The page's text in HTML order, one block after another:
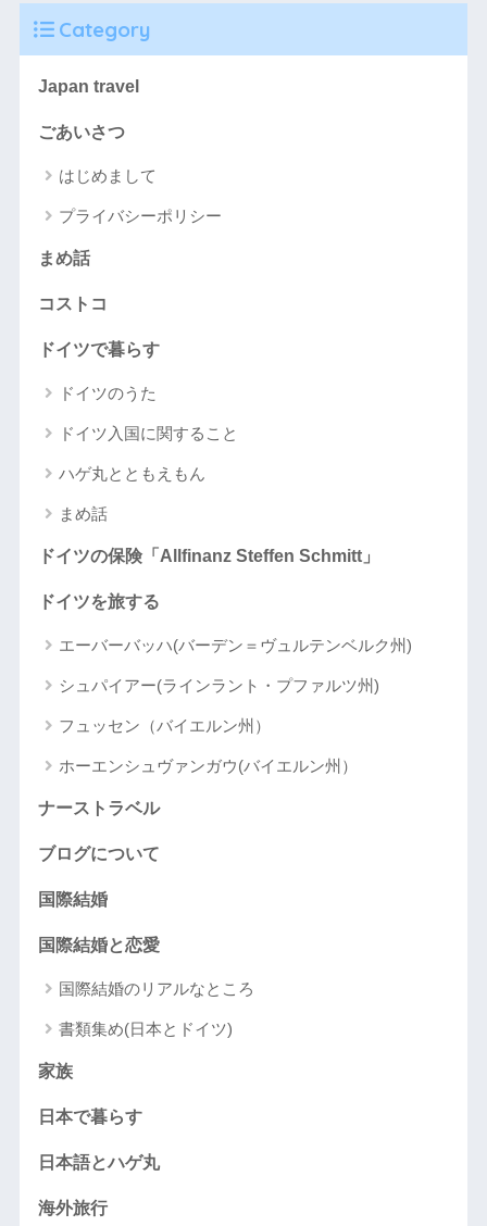
Category
Japan travel
ごあいさつ
はじめまして
プライバシーポリシー
まめ話
コストコ
ドイツで暮らす
ドイツのうた
ドイツ入国に関すること
ハゲ丸とともえもん
まめ話
ドイツの保険「Allfinanz Steffen Schmitt」
ドイツを旅する
エーバーバッハ(バーデン＝ヴュルテンベルク州)
シュパイアー(ラインラント・プファルツ州)
フュッセン（バイエルン州）
ホーエンシュヴァンガウ(バイエルン州）
ナーストラベル
ブログについて
国際結婚
国際結婚と恋愛
国際結婚のリアルなところ
書類集め(日本とドイツ)
家族
日本で暮らす
日本語とハゲ丸
海外旅行